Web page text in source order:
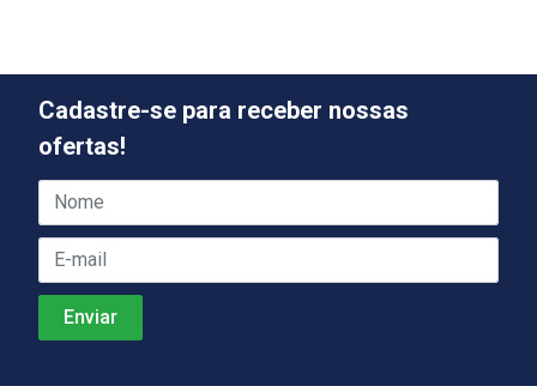
Cadastre-se para receber nossas
ofertas!